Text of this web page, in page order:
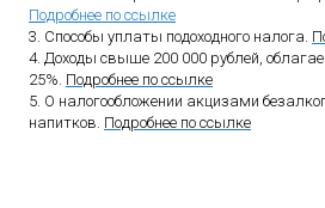
Подробнее по ссылке
3. Способы уплаты подоходного налога.
4. Доходы свыше 200 000 рублей,
25%. Подробнее по ссылке
5. О налогообложении акцизами
напитков. Подробнее по ссылке